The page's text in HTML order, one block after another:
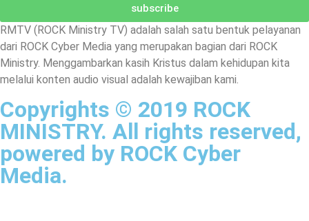
subscribe
RMTV (ROCK Ministry TV) adalah salah satu bentuk pelayanan
dari ROCK Cyber Media yang merupakan bagian dari ROCK
Ministry. Menggambarkan kasih Kristus dalam kehidupan kita
melalui konten audio visual adalah kewajiban kami.
Copyrights © 2019 ROCK
MINISTRY. All rights reserved,
powered by ROCK Cyber
Media.